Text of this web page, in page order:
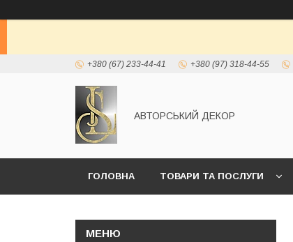
+380 (67) 233-44-41 +380 (97) 318-44-55
АВТОРСЬКИЙ ДЕКОР
ГОЛОВНА ТОВАРИ ТА ПОСЛУГИ